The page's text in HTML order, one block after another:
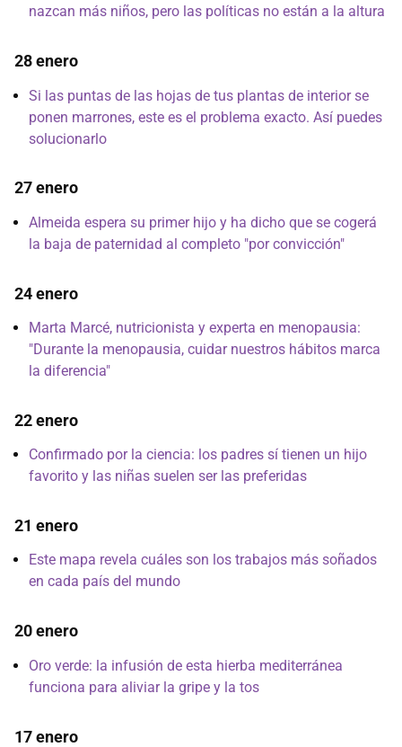
nazcan más niños, pero las políticas no están a la altura
28 enero
Si las puntas de las hojas de tus plantas de interior se
ponen marrones, este es el problema exacto. Así puedes
solucionarlo
27 enero
Almeida espera su primer hijo y ha dicho que se cogerá
la baja de paternidad al completo "por convicción"
24 enero
Marta Marcé, nutricionista y experta en menopausia:
"Durante la menopausia, cuidar nuestros hábitos marca
la diferencia"
22 enero
Confirmado por la ciencia: los padres sí tienen un hijo
favorito y las niñas suelen ser las preferidas
21 enero
Este mapa revela cuáles son los trabajos más soñados
en cada país del mundo
20 enero
Oro verde: la infusión de esta hierba mediterránea
funciona para aliviar la gripe y la tos
17 enero